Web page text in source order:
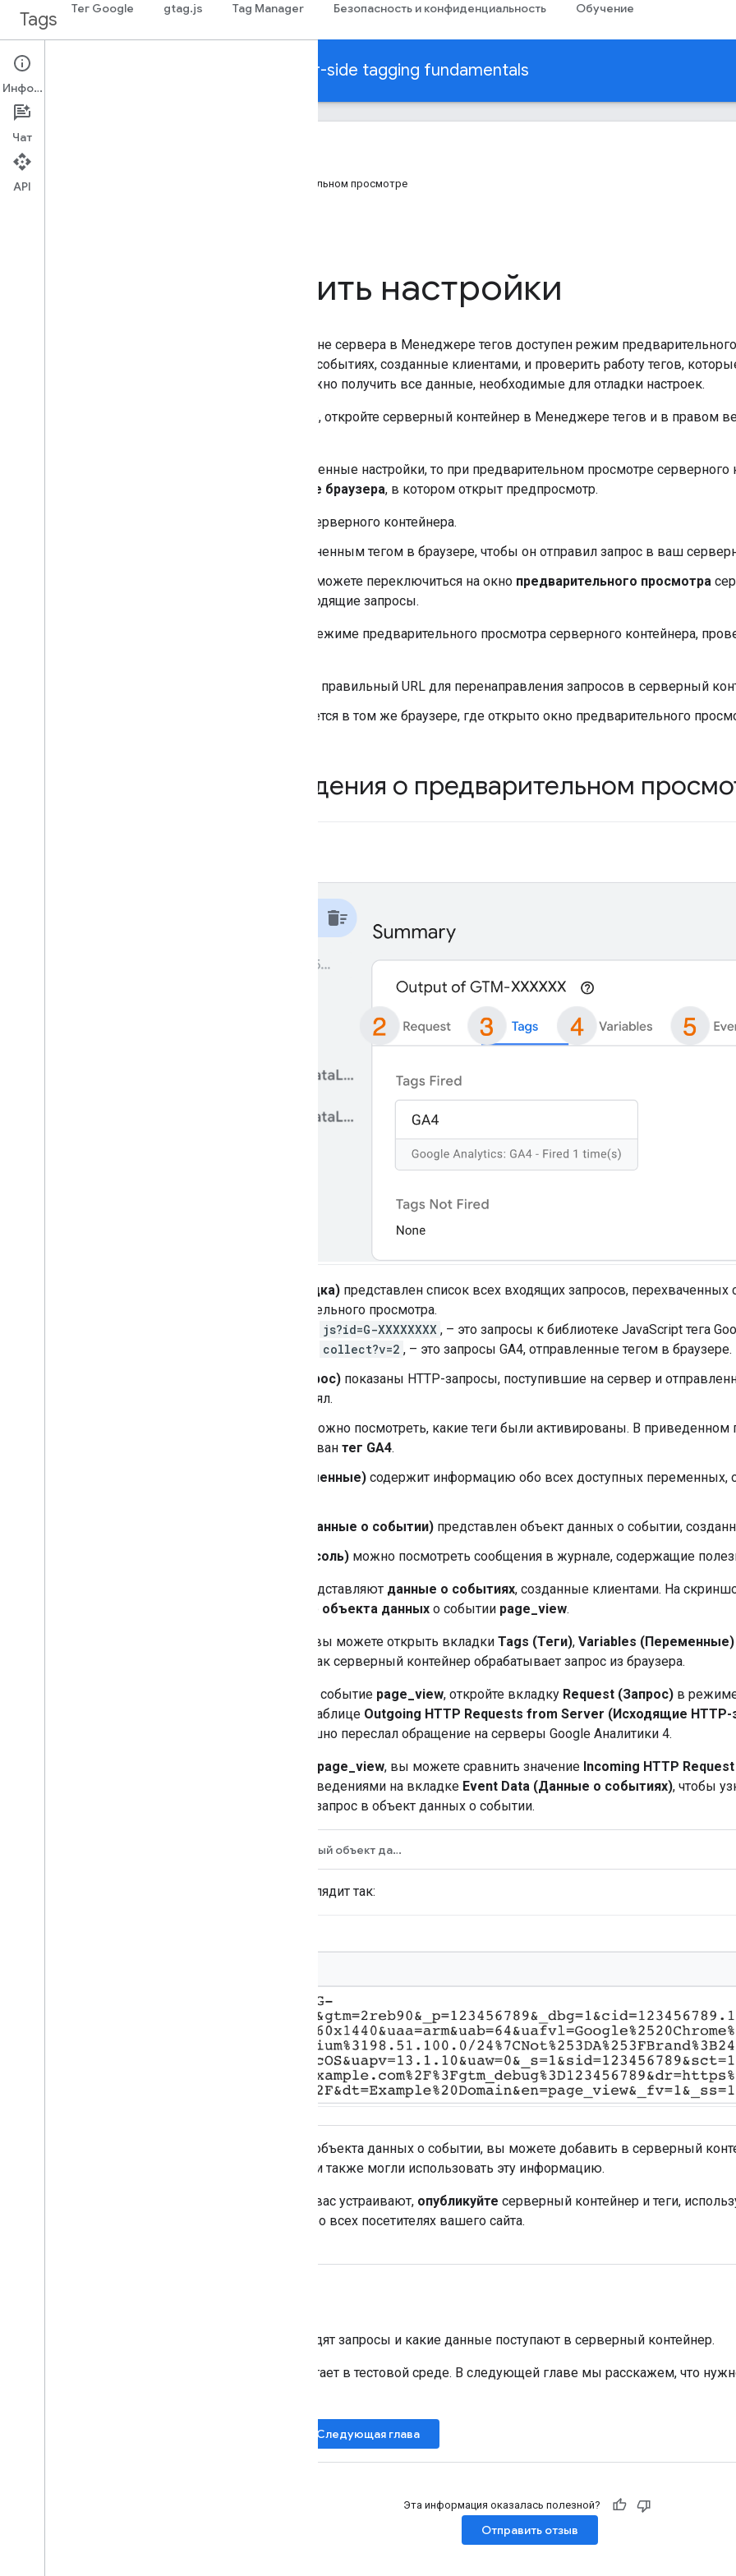
Tags Тег Google gtag.js Tag Manager Безопасность и конфиденциальность Обучение
Tag Platform Learning Center Server-side tagging fundamentals
Подробные сведения о предварительном просмотре
Как проверить настройки
При добавлении тегов на стороне сервера в Менеджере тегов доступен режим
посмотреть объекты данных о событиях, созданные клиентами, и проверить работу тегов,
событиями. В этом режиме можно получить все данные, необходимые для отладки настроек.
Чтобы запустить предпросмотр, откройте серверный контейнер в Менеджере тегов и в правом
Если вы не применяете расширенные настройки, то при предварительном просмотре серверного
того же браузера, в котором открыт предпросмотр.
Откройте предпросмотр серверного контейнера.
Загрузите вкладку с измененным тегом в браузере, чтобы он отправил запрос в ваш
После активации тега вы можете переключиться на окно предварительного просмотра
должны отображаться входящие запросы.
Если вы не видите запросы в режиме предварительного просмотра серверного контейнера,
тег в браузере использует правильный URL для перенаправления запросов в серверный
страница с тегом загружается в том же браузере, где открыто окно предварительного
Подробные сведения о предварительном
Summary (Сводка) представлен список всех входящих запросов,
доступных для предварительного просмотра.
js?id=G-XXXXXXXX , – это запросы к библиотеке JavaScript тега
collect?v=2 , – это запросы GA4, отправленные тегом в браузере.
Request (Запрос) показаны HTTP-запросы, поступившие на сервер и
том, какой клиент их принял.
можно посмотреть, какие теги были активированы. В
контейнере был активирован тег GA4.
Variables (Переменные) содержит информацию обо всех доступных переменных,
Event Data (Данные о событии) представлен объект данных о событии,
Console (Консоль) можно посмотреть сообщения в журнале, содержащие
Записи с отступом в списке представляют данные о событиях, созданные клиентами. На
привел к созданию объекта данных о событии page_view.
, вы можете открыть вкладки Tags (Теги), Variables (Переменные)
, чтобы посмотреть, как серверный контейнер обрабатывает запрос из браузера.
или событие page_view, откройте вкладку Request (Запрос) в
Вы должны увидеть запись в таблице Outgoing HTTP Requests from Server (Исходящие HTTP-
означает, что ваш тег GA4 успешно переслал обращение на серверы Google Аналитики 4.
1 page_view, вы можете сравнить значение Incoming HTTP
со сведениями на вкладке Event Data (Данные о событиях), чтобы
преобразовал входящий HTTP-запрос в объект данных о событии.
Созданный объект данных
Входящий HTTP-запрос выглядит так:
Основываясь на сведениях из объекта данных о событии, вы можете добавить в серверный
разных поставщиков, чтобы они также могли использовать эту информацию.
Если результаты тестирования вас устраивают, опубликуйте серверный контейнер и теги,
разрешить передачу данных обо всех посетителях вашего сайта.
Теперь вы знаете, как выглядят запросы и какие данные поступают в серверный контейнер.
Пока ваш сервер тегов работает в тестовой среде. В следующей главе мы расскажем, что
Следующая глава
Эта информация оказалась полезной?
Отправить отзыв
Информация
Чат
API